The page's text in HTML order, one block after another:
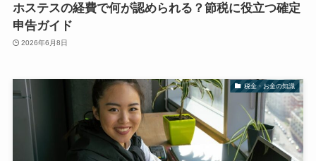
ホステスの経費で何が認められる？節税に役立つ確定
申告ガイド
2026年6月8日
税金・お金の知識